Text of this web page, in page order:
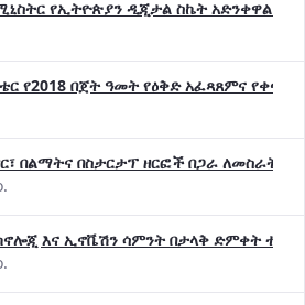
የኢትዮጵያን ዲጂታል ስኬት አድንቀዋል
የ2018 በጀት ዓመት የዕቅድ አፈጻጸምና
በልማትና በስታርታፕ ዘርፎች በጋራ ለመስራት
እና ኢኖቬሽን ሳምንት በታላቅ ድምቀት